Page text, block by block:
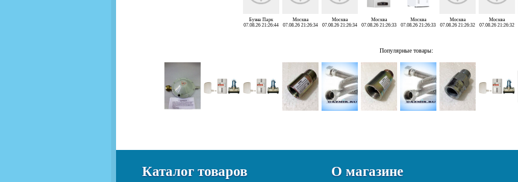
Буэна Парк
07.08.26 21:26:44
Москва
07.08.26 21:26:34
Москва
07.08.26 21:26:34
Москва
07.08.26 21:26:33
Москва
07.08.26 21:26:33
Москва
07.08.26 21:26:32
Москва
07.08.26 21:26:32
Популярные товары:
Каталог товаров О магазине